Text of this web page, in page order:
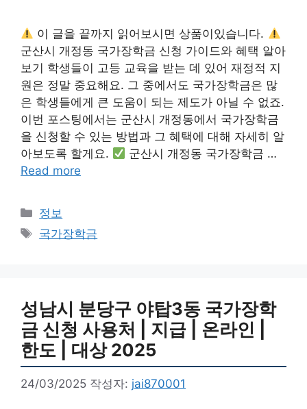
이 글을 끝까지 읽어보시면 상품이있습니다.
군산시 개정동 국가장학금 신청 가이드와 혜택 알아
보기 학생들이 고등 교육을 받는 데 있어 재정적 지
원은 정말 중요해요. 그 중에서도 국가장학금은 많
은 학생들에게 큰 도움이 되는 제도가 아닐 수 없죠.
이번 포스팅에서는 군산시 개정동에서 국가장학금
을 신청할 수 있는 방법과 그 혜택에 대해 자세히 알
아보도록 할게요.
군산시 개정동 국가장학금 …
Read more
카
테
정보
태
국가장학금
성남시 분당구 야탑3동 국가장학
금 신청 사용처 | 지급 | 온라인 |
한도 | 대상 2025
24/03/2025 작성자: jai870001